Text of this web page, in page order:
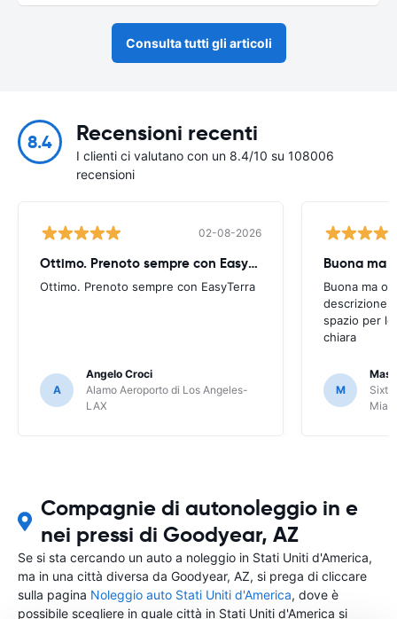
Consulta tutti gli articoli
8.4 Recensioni recenti
I clienti ci valutano con un 8.4/10 su 108006
recensioni
02-08-2026
Ottimo. Prenoto sempre con EasyTerra
Ottimo. Prenoto sempre con EasyTerra
A
Angelo Croci
Alamo Aeroporto di Los Angeles-
LAX
Buona ma
Buona ma
descrizione
spazio per
chiara
M
Sixt
Compagnie di autonoleggio in e
nei pressi di Goodyear, AZ
Se si sta cercando un auto a noleggio in Stati Uniti d'America,
ma in una città diversa da Goodyear, AZ, si prega di cliccare
sulla pagina Noleggio auto Stati Uniti d'America, dove è
possibile scegliere in quale città in Stati Uniti d'America si